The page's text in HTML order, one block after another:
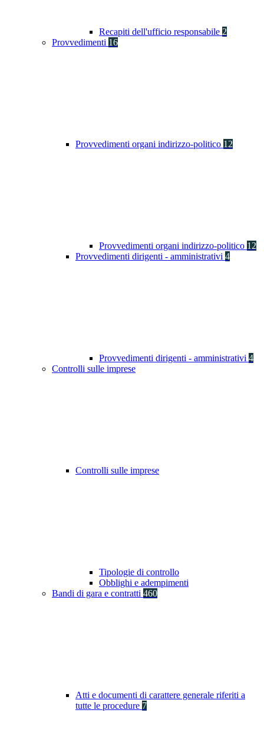
Recapiti dell'ufficio responsabile 2
Provvedimenti 16
Provvedimenti organi indirizzo-politico 12
Provvedimenti organi indirizzo-politico 12
Provvedimenti dirigenti - amministrativi 4
Provvedimenti dirigenti - amministrativi 4
Controlli sulle imprese
Controlli sulle imprese
Tipologie di controllo
Obblighi e adempimenti
Bandi di gara e contratti 460
Atti e documenti di carattere generale riferiti a
tutte le procedure 7